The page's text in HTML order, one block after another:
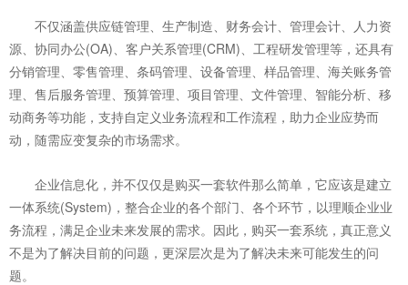
不仅涵盖供应链管理、生产制造、财务会计、管理会计、人力资
源、协同办公(OA)、客户关系管理(CRM)、工程研发管理等，还具有
分销管理、零售管理、条码管理、设备管理、样品管理、海关账务管
理、售后服务管理、预算管理、项目管理、文件管理、智能分析、移
动商务等功能，支持自定义业务流程和工作流程，助力企业应势而
动，随需应变复杂的市场需求。
企业信息化，并不仅仅是购买一套软件那么简单，它应该是建立
一体系统(System)，整合企业的各个部门、各个环节，以理顺企业业
务流程，满足企业未来发展的需求。因此，购买一套系统，真正意义
不是为了解决目前的问题，更深层次是为了解决未来可能发生的问
题。